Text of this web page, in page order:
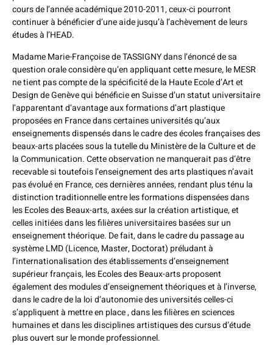
cours de l’année académique 2010-2011, ceux-ci pourront
continuer à bénéficier d’une aide jusqu’à l’achèvement de leurs
études à l’HEAD.
Madame Marie-Françoise de TASSIGNY dans l’énoncé de sa
question orale considère qu’en appliquant cette mesure, le MESR
ne tient pas compte de la spécificité de la Haute Ecole d’Art et
Design de Genève qui bénéficie en Suisse d’un statut universitaire
l’apparentant d’avantage aux formations d’art plastique
proposées en France dans certaines universités qu’aux
enseignements dispensés dans le cadre des écoles françaises des
beaux-arts placées sous la tutelle du Ministère de la Culture et de
la Communication. Cette observation ne manquerait pas d’être
recevable si toutefois l’enseignement des arts plastiques n’avait
pas évolué en France, ces dernières années, rendant plus ténu la
distinction traditionnelle entre les formations dispensées dans
les Ecoles des Beaux-arts, axées sur la création artistique, et
celles initiées dans les filières universitaires basées sur un
enseignement théorique. De fait, dans le cadre du passage au
système LMD (Licence, Master, Doctorat) préludant à
l’internationalisation des établissements d’enseignement
supérieur français, les Ecoles des Beaux-arts proposent
également des modules d’enseignement théoriques et à l’inverse,
dans le cadre de la loi d’autonomie des universités celles-ci
s’appliquent à mettre en place , dans les filières en sciences
humaines et dans les disciplines artistiques des cursus d’étude
plus ouvert sur le monde professionnel.